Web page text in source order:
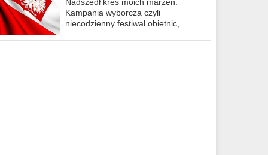
Kampania wyborcza czyli
niecodzienny festiwal obietnic,..